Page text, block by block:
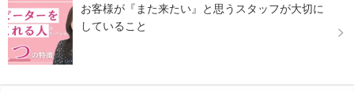
お客様が『また来たい』と思うスタッフが大切に
していること